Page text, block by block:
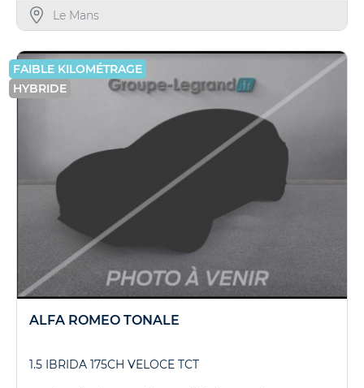
Le Mans
FAIBLE KILOMÉTRAGE
HYBRIDE
ALFA ROMEO TONALE
1.5 IBRIDA 175CH VELOCE TCT